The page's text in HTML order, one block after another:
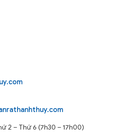
2 – Thứ 6 (7h30 – 17h00)